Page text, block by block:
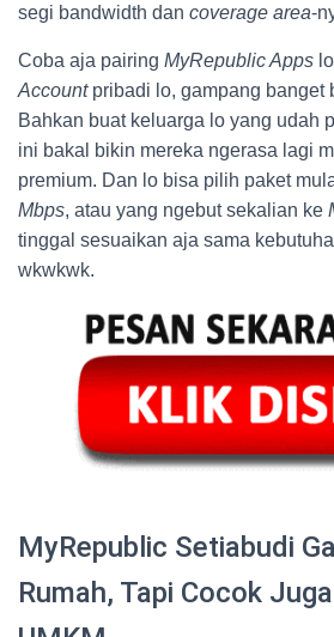
segi bandwidth dan coverage area-
Coba aja pairing MyRepublic Apps
Accountpribadi lo, gampang banget
Bahkan buat keluarga lo yang udah
ini bakal bikin mereka ngerasa lagi
premium. Dan lo bisa pilih paket
Mbps, atau yang ngebut sekalian ke
tinggal sesuaikan aja sama
wkwkwk.
MyRepublic Setiabudi
Rumah, Tapi Cocok